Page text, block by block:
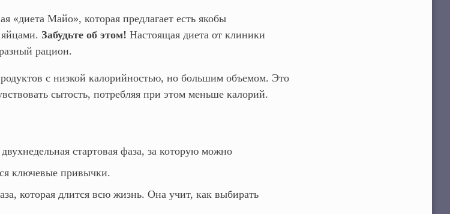
«диета Майо», которая предлагает есть якобы
Забудьте об этом! Настоящая диета от клиники
рацион.
с низкой калорийностью, но большим объемом. Это
сытость, потребляя при этом меньше калорий.
стартовая фаза, за которую можно
ключевые привычки.
которая длится всю жизнь. Она учит, как выбирать